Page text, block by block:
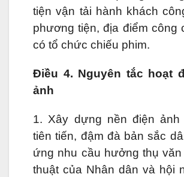
tiện vận tải hành khách
phương tiện, địa điểm công
có tổ chức chiếu phim.
Điều 4. Nguyên tắc hoạt
ảnh
1. Xây dựng nền điện ảnh
tiên tiến, đậm đà bản sắc
ứng nhu cầu hưởng thụ
thuật của Nhân dân và hội